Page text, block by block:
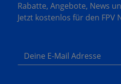
Rabatte, Angebote, News
Jetzt kostenlos für den FPV
Deine E-Mail Adresse